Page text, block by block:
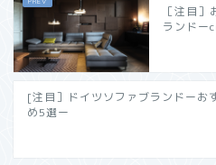
［注目
ランドー
[注目］ドイツソファブランドーお
め5選ー